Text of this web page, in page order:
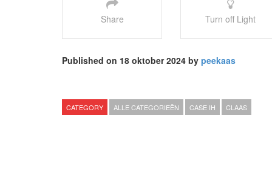
Share Turn off Light
Published on 18 oktober 2024 by peekaas
CATEGORY ALLE CATEGORIEËN CASE IH CLAAS